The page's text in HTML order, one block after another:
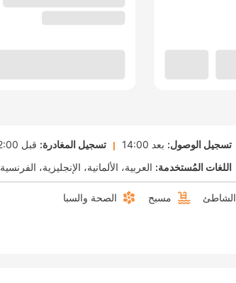
تسجيل الوصول: بعد 14:00 تسجيل المغادرة: قبل 12:00
اللغات المُستخدمة: العربية الألمانية الإنجليزية الفرنسية
الشاطئ مسبح الصحة والسبا